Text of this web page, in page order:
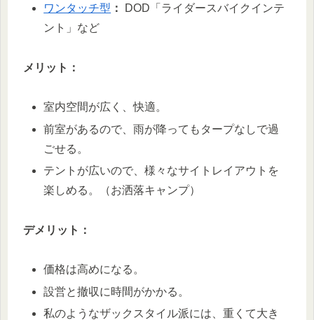
ワンタッチ型 ：
DOD「ライダースバイクインテ
ント」など
メリット：
室内空間が広く、快適。
前室があるので、雨が降ってもタープなしで過
ごせる。
テントが広いので、様々なサイトレイアウトを
楽しめる。（お洒落キャンプ）
デメリット：
価格は高めになる。
設営と撤収に時間がかかる。
私のようなザックスタイル派には、重くて大き